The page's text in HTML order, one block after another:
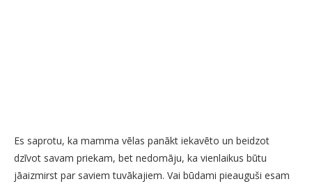
Es saprotu, ka mamma vēlas panākt iekavēto un beidzot
dzīvot savam priekam, bet nedomāju, ka vienlaikus būtu
jāaizmirst par saviem tuvākajiem. Vai būdami pieauguši esam